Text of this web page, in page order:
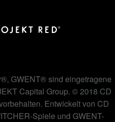
GWENT® sind eingetragene
Capital Group. © 2018 CD
Entwickelt von CD
Spiele und GWENT-